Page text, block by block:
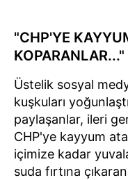
"CHP'YE
KOPARANLAR..."
Üstelik sosyal
kuşkuları
paylaşanlar, ileri
CHP'ye kayyum
içimize kadar
suda fırtına